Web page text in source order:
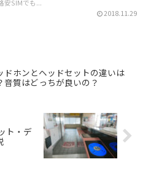
安SIMでも...
2018.11.29
ドホンとヘッドセットの違いは
音質はどっちが良いの？
ト・デ